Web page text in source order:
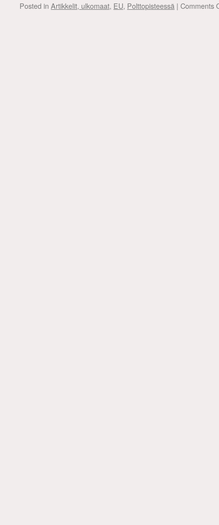
Posted in Artikkelit, ulkomaat, EU, Polttopisteessä | Comments